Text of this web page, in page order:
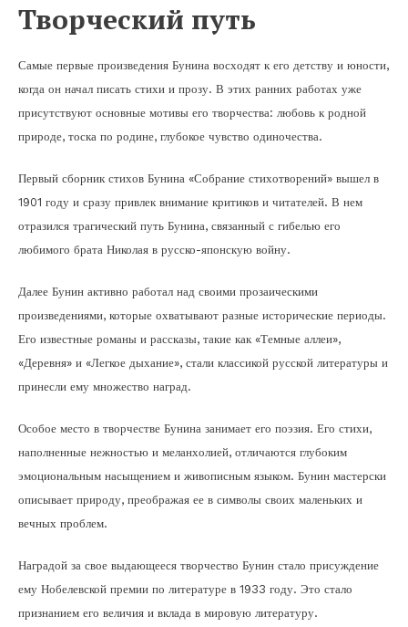
Творческий путь
Самые первые произведения Бунина восходят к его детству и юности,
когда он начал писать стихи и прозу. В этих ранних работах уже
присутствуют основные мотивы его творчества: любовь к родной
природе, тоска по родине, глубокое чувство одиночества.
Первый сборник стихов Бунина «Собрание стихотворений» вышел в
1901 году и сразу привлек внимание критиков и читателей. В нем
отразился трагический путь Бунина, связанный с гибелью его
любимого брата Николая в русско-японскую войну.
Далее Бунин активно работал над своими прозаическими
произведениями, которые охватывают разные исторические периоды.
Его известные романы и рассказы, такие как «Темные аллеи»,
«Деревня» и «Легкое дыхание», стали классикой русской литературы и
принесли ему множество наград.
Особое место в творчестве Бунина занимает его поэзия. Его стихи,
наполненные нежностью и меланхолией, отличаются глубоким
эмоциональным насыщением и живописным языком. Бунин мастерски
описывает природу, преображая ее в символы своих маленьких и
вечных проблем.
Наградой за свое выдающееся творчество Бунин стало присуждение
ему Нобелевской премии по литературе в 1933 году. Это стало
признанием его величия и вклада в мировую литературу.